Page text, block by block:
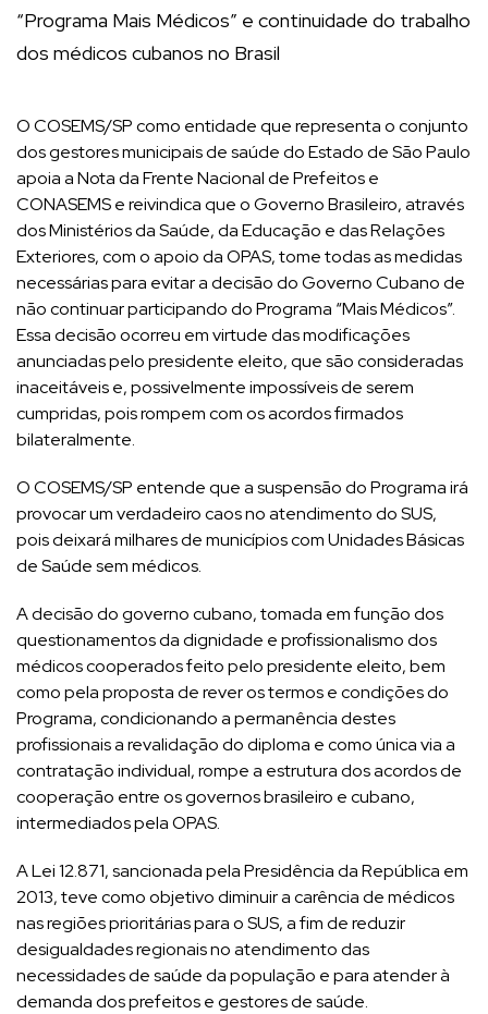
O COSEMS/SP como entidade que representa o conjunto
dos gestores municipais de saúde do Estado de São Paulo
apoia a Nota da Frente Nacional de Prefeitos e
CONASEMS e reivindica que o Governo Brasileiro, através
dos Ministérios da Saúde, da Educação e das Relações
Exteriores, com o apoio da OPAS, tome todas as medidas
necessárias para evitar a decisão do Governo Cubano de
não continuar participando do Programa “Mais Médicos”.
Essa decisão ocorreu em virtude das modificações
anunciadas pelo presidente eleito, que são consideradas
inaceitáveis e, possivelmente impossíveis de serem
cumpridas, pois rompem com os acordos firmados
bilateralmente.
O COSEMS/SP entende que a suspensão do Programa irá
provocar um verdadeiro caos no atendimento do SUS,
pois deixará milhares de municípios com Unidades Básicas
de Saúde sem médicos.
A decisão do governo cubano, tomada em função dos
questionamentos da dignidade e profissionalismo dos
médicos cooperados feito pelo presidente eleito, bem
como pela proposta de rever os termos e condições do
Programa, condicionando a permanência destes
profissionais a revalidação do diploma e como única via a
contratação individual, rompe a estrutura dos acordos de
cooperação entre os governos brasileiro e cubano,
intermediados pela OPAS.
A Lei 12.871, sancionada pela Presidência da República em
2013, teve como objetivo diminuir a carência de médicos
nas regiões prioritárias para o SUS, a fim de reduzir
desigualdades regionais no atendimento das
necessidades de saúde da população e para atender à
demanda dos prefeitos e gestores de saúde.